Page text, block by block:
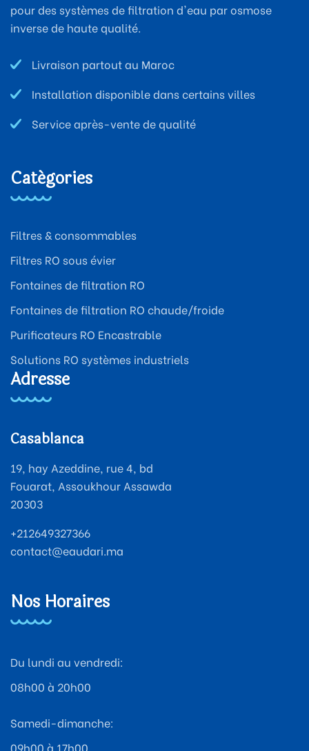
pour des systèmes de filtration d'eau par osmose
inverse de haute qualité.
Livraison partout au Maroc
Installation disponible dans certains villes
Service après-vente de qualité
Catégories
Filtres & consommables
Filtres RO sous évier
Fontaines de filtration RO
Fontaines de filtration RO chaude/froide
Purificateurs RO Encastrable
Solutions RO systèmes industriels
Adresse
Casablanca
19, hay Azeddine, rue 4, bd
Fouarat, Assoukhour Assawda
20303
+212649327366
contact@eaudari.ma
Nos Horaires
Du lundi au vendredi:
08h00 à 20h00
Samedi-dimanche:
09h00 à 17h00